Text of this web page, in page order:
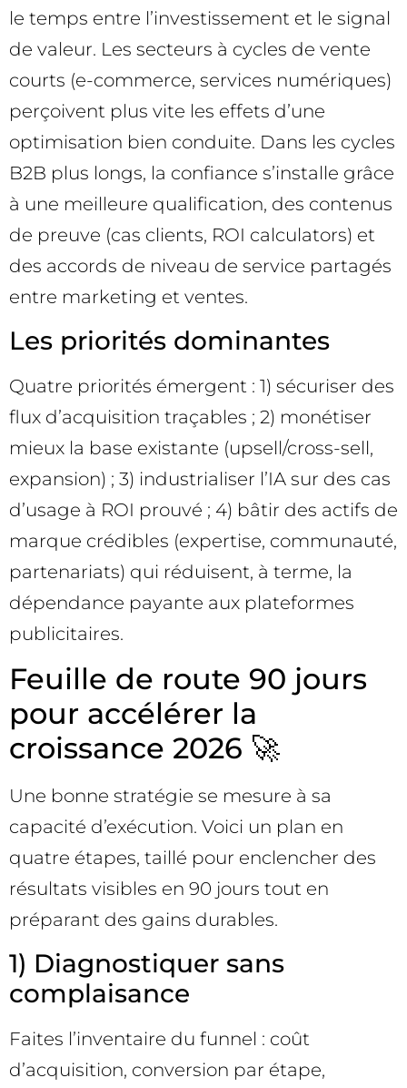
le temps entre l’investissement et le signal
de valeur. Les secteurs à cycles de vente
courts (e-commerce, services numériques)
perçoivent plus vite les effets d’une
optimisation bien conduite. Dans les cycles
B2B plus longs, la confiance s’installe grâce
à une meilleure qualification, des contenus
de preuve (cas clients, ROI calculators) et
des accords de niveau de service partagés
entre marketing et ventes.
Les priorités dominantes
Quatre priorités émergent : 1) sécuriser des
flux d’acquisition traçables ; 2) monétiser
mieux la base existante (upsell/cross-sell,
expansion) ; 3) industrialiser l’IA sur des cas
d’usage à ROI prouvé ; 4) bâtir des actifs de
marque crédibles (expertise, communauté,
partenariats) qui réduisent, à terme, la
dépendance payante aux plateformes
publicitaires.
Feuille de route 90 jours
pour accélérer la
croissance 2026 🚀
Une bonne stratégie se mesure à sa
capacité d’exécution. Voici un plan en
quatre étapes, taillé pour enclencher des
résultats visibles en 90 jours tout en
préparant des gains durables.
1) Diagnostiquer sans
complaisance
Faites l’inventaire du funnel : coût
d’acquisition, conversion par étape,